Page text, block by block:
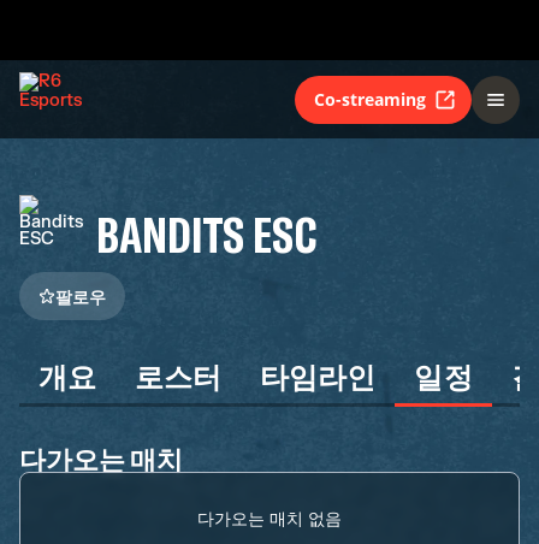
Co-streaming
BANDITS ESC
팔로우
개요 로스터 타임라인 일정
다가오는 매치
다가오는 매치 없음